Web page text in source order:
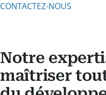
CONTACTEZ-NOUS
Notre
maîtriser